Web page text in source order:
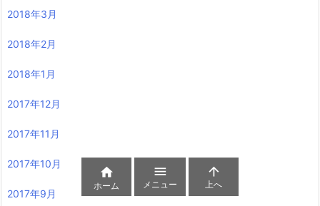
2018年3月
2018年2月
2018年1月
2017年12月
2017年11月
2017年10月
2017年9月

ホーム

メニュー

上へ